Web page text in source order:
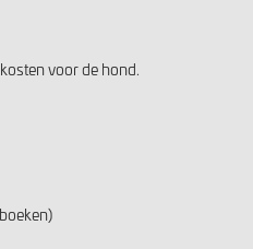
voor de hond.